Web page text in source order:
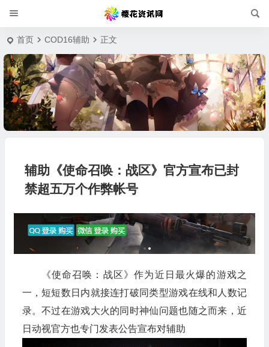
首页 COD16辅助 正文
辅助《使命召唤：战区》官方宣布已封
禁超五万个作弊帐号
《使命召唤：战区》作为近日最火爆的游戏之
一，短短数日内就接连打破同类型游戏在线和人数记
录。不过在游戏大火的同时神仙问题也随之而来，近
日动视官方也专门发表公告宣布对辅助